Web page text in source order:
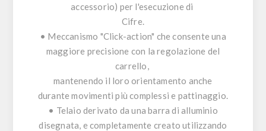
accessorio) per l'esecuzione di
Cifre.
• Meccanismo "Click-action" che consente una
maggiore precisione con la regolazione del
carrello,
mantenendo il loro orientamento anche
durante movimenti più complessi e pattinaggio.
• Telaio derivato da una barra di alluminio
disegnata, e completamente creato utilizzando